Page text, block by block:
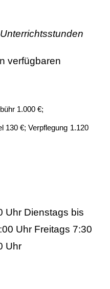
verfügbaren
1.000 €;
130 €;Verpflegung 1.120
Uhr Dienstags bis
Uhr Freitags 7:30
Uhr